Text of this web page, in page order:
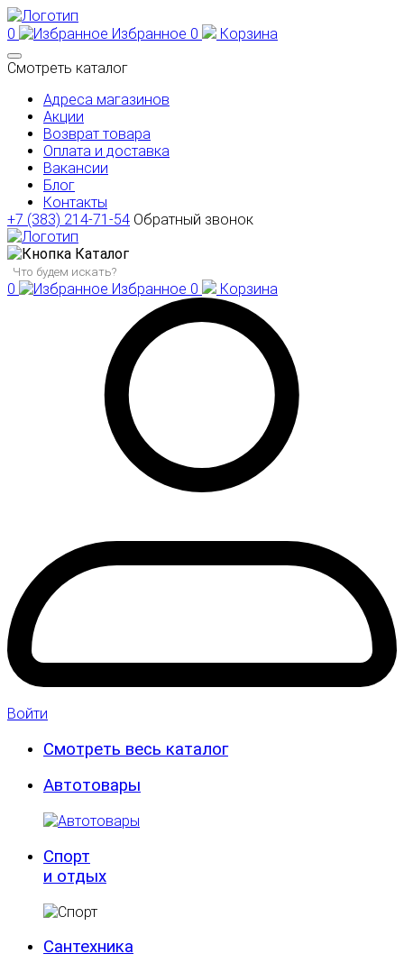
0 Избранное 0
Корзина
Смотреть каталог
Адреса магазинов
Акции
Возврат товара
Оплата и доставка
Вакансии
Блог
Контакты
+7 (383) 214-71-54 Обратный звонок
Каталог
0 Избранное 0 Корзина
Войти
Смотреть весь каталог
Автотовары
Спорт
и отдых
Сантехника